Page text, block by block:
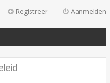
Aanmelden
Registreer